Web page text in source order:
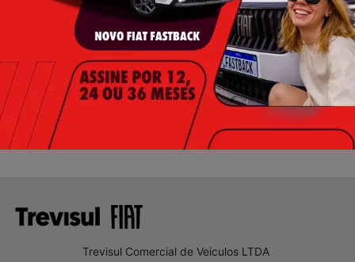
Trevisul Comercial de Veiculos LTDA